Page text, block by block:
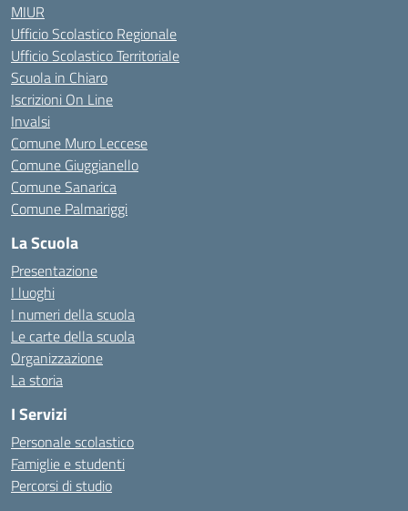
MIUR
Ufficio Scolastico Regionale
Ufficio Scolastico Territoriale
Scuola in Chiaro
Iscrizioni On Line
Invalsi
Comune Muro Leccese
Comune Giuggianello
Comune Sanarica
Comune Palmariggi
La Scuola
Presentazione
I luoghi
I numeri della scuola
Le carte della scuola
Organizzazione
La storia
I Servizi
Personale scolastico
Famiglie e studenti
Percorsi di studio